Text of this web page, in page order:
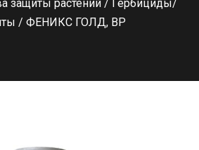
защиты растений / Гербициды/
/ ФЕНИКС ГОЛД, ВР